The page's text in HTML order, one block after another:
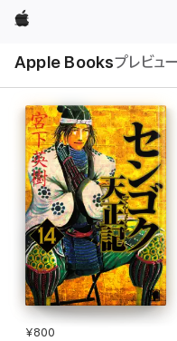
Apple
Apple Booksプレビュー
ル
¥800